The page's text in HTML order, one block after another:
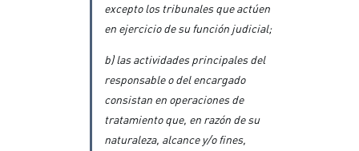
excepto los tribunales que actúen
en ejercicio de su función judicial;
b) las actividades principales del
responsable o del encargado
consistan en operaciones de
tratamiento que, en razón de su
naturaleza, alcance y/o fines,